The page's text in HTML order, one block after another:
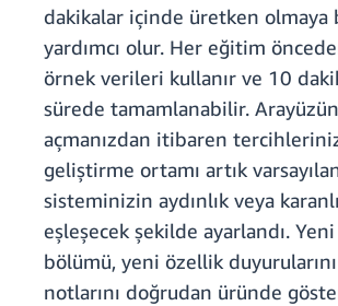
dakikalar içinde üretken olmaya
yardımcı olur. Her eğitim
örnek verileri kullanır ve 10
sürede tamamlanabilir.
açmanızdan itibaren
geliştirme ortamı artık
sisteminizin aydınlık veya
eşleşecek şekilde ayarlandı.
bölümü, yeni özellik
notlarını doğrudan üründe